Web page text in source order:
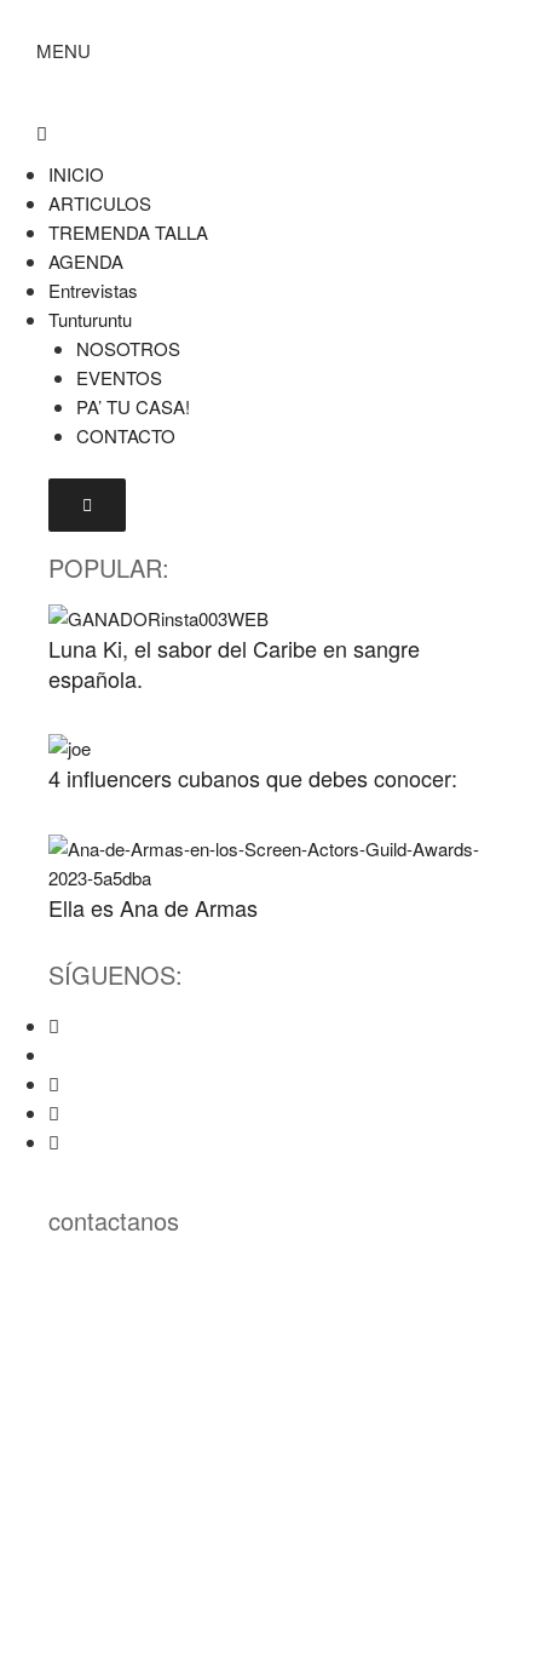
MENU
INICIO
ARTICULOS
TREMENDA TALLA
AGENDA
Entrevistas
Tunturuntu
NOSOTROS
EVENTOS
PA’ TU CASA!
CONTACTO
Menú conmutador hamburguesa
POPULAR:
Luna Ki, el sabor del Caribe en sangre
española.
4 influencers cubanos que debes conocer:
Ella es Ana de Armas
SÍGUENOS:
contactanos